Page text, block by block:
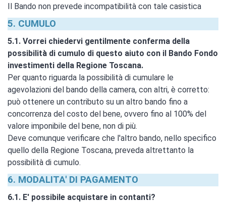
Il Bando non prevede incompatibilità con tale casistica
5. CUMULO
5.1. Vorrei chiedervi gentilmente conferma della
possibilità di cumulo di questo aiuto con il Bando Fondo
investimenti della Regione Toscana.
Per quanto riguarda la possibilità di cumulare le
agevolazioni del bando della camera, con altri, è corretto:
può ottenere un contributo su un altro bando fino a
concorrenza del costo del bene, ovvero fino al 100% del
valore imponibile del bene, non di più.
Deve comunque verificare che l'altro bando, nello specifico
quello della Regione Toscana, preveda altrettanto la
possibilità di cumulo.
6. MODALITA' DI PAGAMENTO
6.1. E' possibile acquistare in contanti?